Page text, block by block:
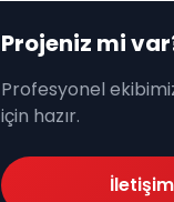
Projeniz mi
Profesyonel
için hazır.